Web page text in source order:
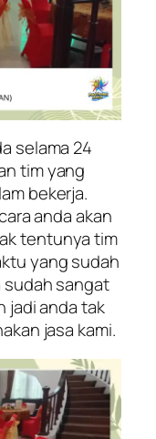
selama 24
tim yang
bekerja.
anda akan
tentunya tim
yang sudah
sudah sangat
jadi anda tak
jasa kami.